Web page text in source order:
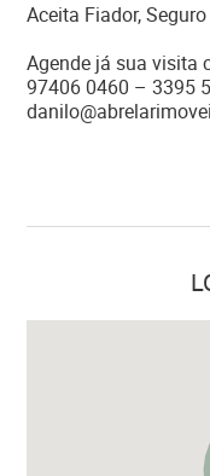
Aceita Fiador,
Agende já sua visita
97406 0460 – 3395